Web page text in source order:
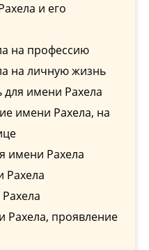
и его
на профессию
на личную жизнь
для имени Рахела
имени Рахела, на
имени Рахела
Рахела
Рахела, проявление